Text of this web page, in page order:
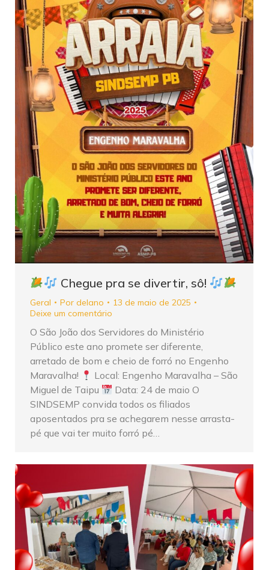
Chegue pra se divertir, sô!
Geral Por delano
13 de maio de 2025
Deixe um comentário
O São João dos Servidores do Ministério
Público este ano promete ser diferente,
arretado de bom e cheio de forró no Engenho
Maravalha!
Local: Engenho Maravalha – São
Miguel de Taipu
Data: 24 de maio O
SINDSEMP convida todos os filiados
aposentados pra se achegarem nesse arrasta-
pé que vai ter muito forró pé…